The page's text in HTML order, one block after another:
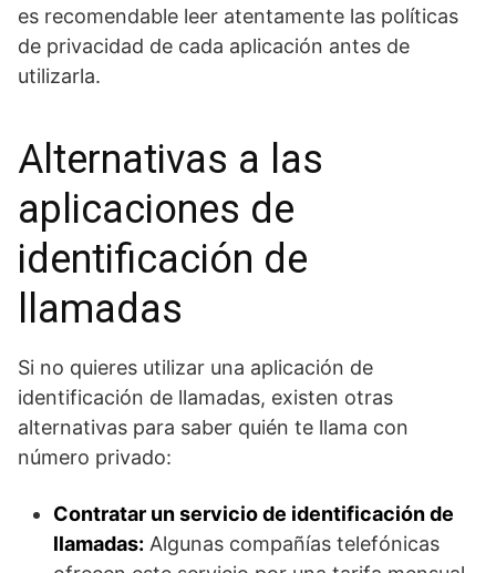
es recomendable leer atentamente las políticas
de privacidad de cada aplicación antes de
utilizarla.
Alternativas a las
aplicaciones de
identificación de
llamadas
Si no quieres utilizar una aplicación de
identificación de llamadas, existen otras
alternativas para saber quién te llama con
número privado:
Contratar un servicio de identificación de
llamadas: Algunas compañías telefónicas